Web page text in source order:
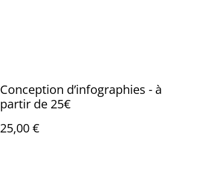
Conception d’infographies - à
partir de 25€
25,00 €